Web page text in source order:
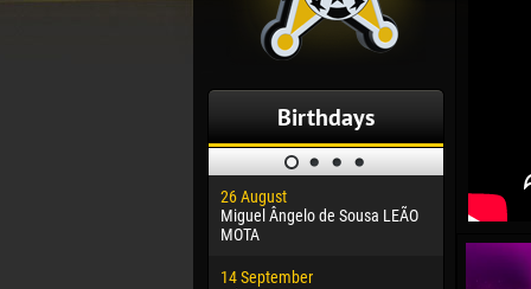
Birthdays
26 August
Miguel Ângelo de Sousa LEÃO
MOTA
14 September
30 January
Dhoraso
24 February
Vladislav